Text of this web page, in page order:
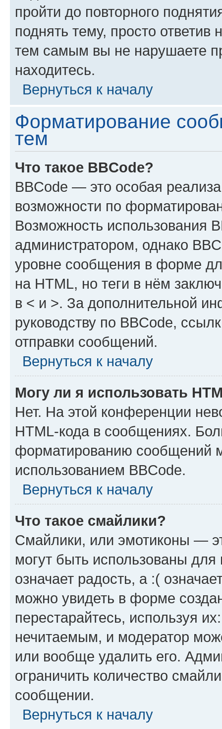
пройти до повторного
поднять тему, просто ответив
тем самым вы не нарушаете
находитесь.
Вернуться к началу
Форматирование
тем
Что такое BBCode?
BBCode — это особая
возможности по
Возможность использования
администратором, однако
уровне сообщения в форме
на HTML, но теги в нём
в < и >. За дополнительной
руководству по BBCode,
отправки сообщений.
Вернуться к началу
Могу ли я использовать
Нет. На этой конференции
HTML-кода в сообщениях.
форматированию сообщений
использованием BBCode.
Вернуться к началу
Что такое смайлики?
Смайлики, или эмотиконы —
могут быть использованы
означает радость, а :(
можно увидеть в форме
перестарайтесь, используя
нечитаемым, и модератор
или вообще удалить его.
ограничить количество
сообщении.
Вернуться к началу